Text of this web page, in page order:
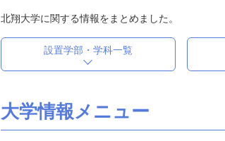
北翔大学に関する情報をまとめました。
設置学部・学科一覧
大学情報メニュー